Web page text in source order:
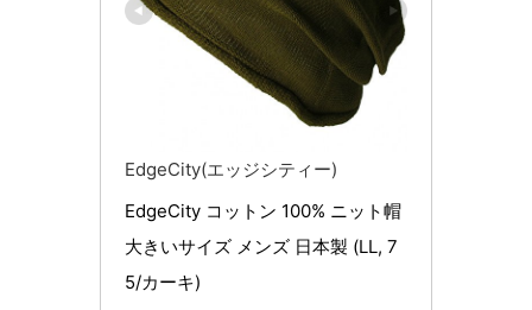
EdgeCity(エッジシティー)
EdgeCity コットン 100% ニット帽
大きいサイズ メンズ 日本製 (LL, 7
5/カーキ)